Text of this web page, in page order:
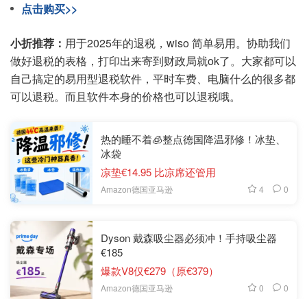
点击购买>>
小折推荐： 用于2025年的退税，wiso 简单易用。协助我们
做好退税的表格，打印出来寄到财政局就ok了。大家都可以
自己搞定的易用型退税软件，平时车费、电脑什么的很多都
可以退税。而且软件本身的价格也可以退税哦。
热的睡不着🧊整点德国降温邪修！冰垫、
冰袋
凉垫€14.95 比凉席还管用
Amazon德国亚马逊 4 0
Dyson 戴森吸尘器必须冲！手持吸尘器
€185
爆款V8仅€279（原€379）
Amazon德国亚马逊 0 0